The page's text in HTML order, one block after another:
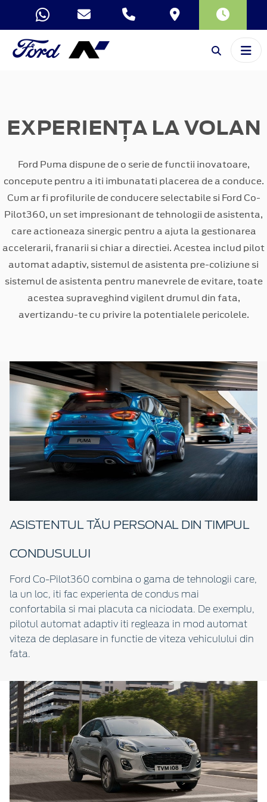
EXPERIENȚA LA VOLAN
Ford Puma dispune de o serie de functii inovatoare,
concepute pentru a iti imbunatati placerea de a conduce.
Cum ar fi profilurile de conducere selectabile si Ford Co-
Pilot360, un set impresionant de tehnologii de asistenta,
care actioneaza sinergic pentru a ajuta la gestionarea
accelerarii, franarii si chiar a directiei. Acestea includ pilot
automat adaptiv, sistemul de asistenta pre-coliziune si
sistemul de asistenta pentru manevrele de evitare, toate
acestea supraveghind vigilent drumul din fata,
avertizandu-te cu privire la potentialele pericolele.
ASISTENTUL TĂU PERSONAL DIN TIMPUL
CONDUSULUI
Ford Co-Pilot360 combina o gama de tehnologii care,
la un loc, iti fac experienta de condus mai
confortabila si mai placuta ca niciodata. De exemplu,
pilotul automat adaptiv iti regleaza in mod automat
viteza de deplasare in functie de viteza vehiculului din
fata.